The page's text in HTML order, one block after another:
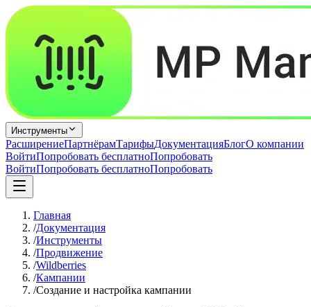
Инструменты
РасширениеПартнёрамТарифыДокументацияБлогО компании
ВойтиПопробовать бесплатноПопробовать
ВойтиПопробовать бесплатноПопробовать
Главная
/Документация
/Инструменты
/Продвижение
/Wildberries
/Кампании
/Создание и настройка кампании